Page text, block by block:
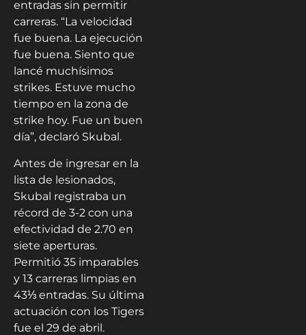
entradas sin permitir
carreras. “La velocidad
fue buena. La ejecución
fue buena. Siento que
lancé muchísimos
strikes. Estuve mucho
tiempo en la zona de
strike hoy. Fue un buen
día”, declaró Skubal.
Antes de ingresar en la
lista de lesionados,
Skubal registraba un
récord de 3-2 con una
efectividad de 2.70 en
siete aperturas.
Permitió 35 imparables
y 13 carreras limpias en
43⅓ entradas. Su última
actuación con los Tigers
fue el 29 de abril.